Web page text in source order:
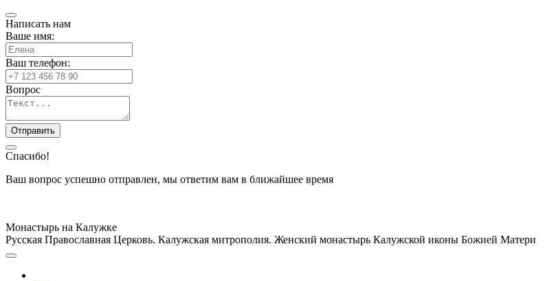
Написать нам
Ваше имя:
Ваш телефон:
Вопрос
Спасибо!
Ваш вопрос успешно отправлен, мы ответим вам в ближайшее время
Монастырь на Калужке
Русская Православная Церковь. Калужская митрополия. Женский монастырь Калужской иконы Божией Матери